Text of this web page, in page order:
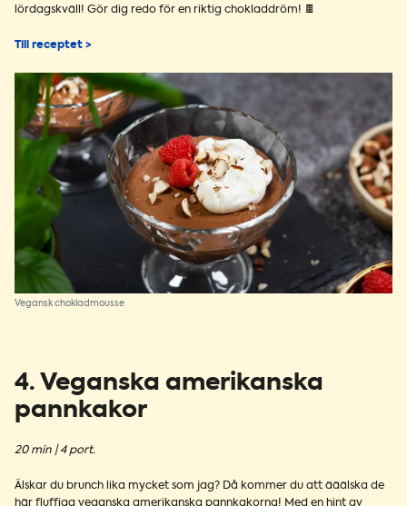
lördagskväll! Gör dig redo för en riktig chokladdröm! 🍫
Till receptet >
Vegansk chokladmousse
4. Veganska amerikanska
pannkakor
20 min | 4 port.
Älskar du brunch lika mycket som jag? Då kommer du att ääälska de
här fluffiga veganska amerikanska pannkakorna! Med en hint av